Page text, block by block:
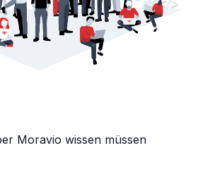
Moravio wissen müssen